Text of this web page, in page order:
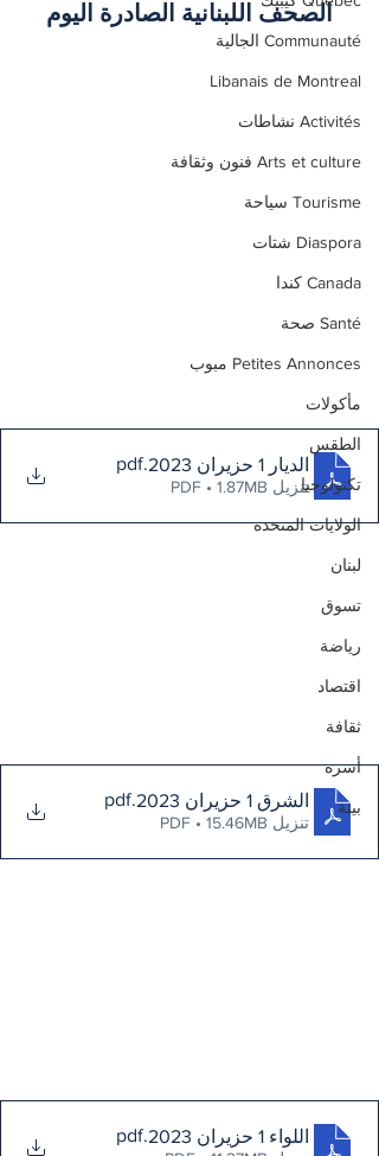
Communauté الجالية
Libanais de Montreal
Activités نشاطات
Arts et culture فنون وثقافة
Tourisme سياحة
Diaspora شتات
Canada كندا
Santé صحة
Petites Annonces مبوب
مأكولات
الطقس
تكنولوجيا
الولايات المتحدة
لبنان
تسوق
رياضة
اقتصاد
ثقافة
أسرة
بيئة
الصحف اللبنانية الصادرة اليوم
الديار 1 حزيران 2023 .pdf
تنزيل PDF • 1.87MB
الشرق 1 حزيران 2023 .pdf
تنزيل PDF • 15.46MB
اللواء 1 حزيران 2023 .pdf